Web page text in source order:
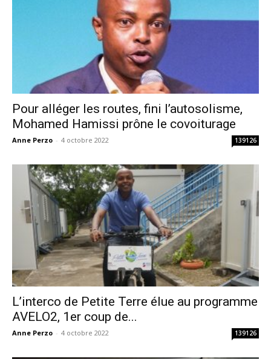
Pour alléger les routes, fini l’autosolisme,
Mohamed Hamissi prône le covoiturage
Anne Perzo - 4 octobre 2022 139126
L’interco de Petite Terre élue au programme
AVELO2, 1er coup de...
Anne Perzo - 4 octobre 2022 139126